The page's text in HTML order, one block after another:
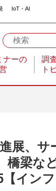
IoT・AI
ナーの
調
ト
展、サ
橋梁な
イン